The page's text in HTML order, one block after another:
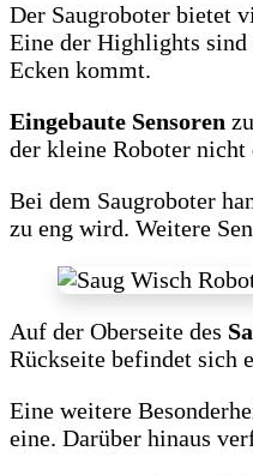
Der Saugroboter bietet
Eine der Highlights sind
Ecken kommt.
Eingebaute Sensoren
der kleine Roboter
Bei dem Saugroboter
zu eng wird. Weitere
Auf der Oberseite des
Rückseite befindet sich
Eine weitere
eine. Darüber hinaus